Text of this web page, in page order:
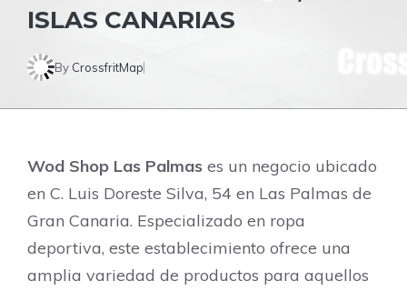
ISLAS CANARIAS
By CrossfritMap
Wod Shop Las Palmas es un negocio ubicado
en C. Luis Doreste Silva, 54 en Las Palmas de
Gran Canaria. Especializado en ropa
deportiva, este establecimiento ofrece una
amplia variedad de productos para aquellos